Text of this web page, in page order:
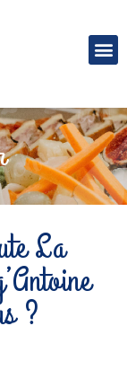
La
?